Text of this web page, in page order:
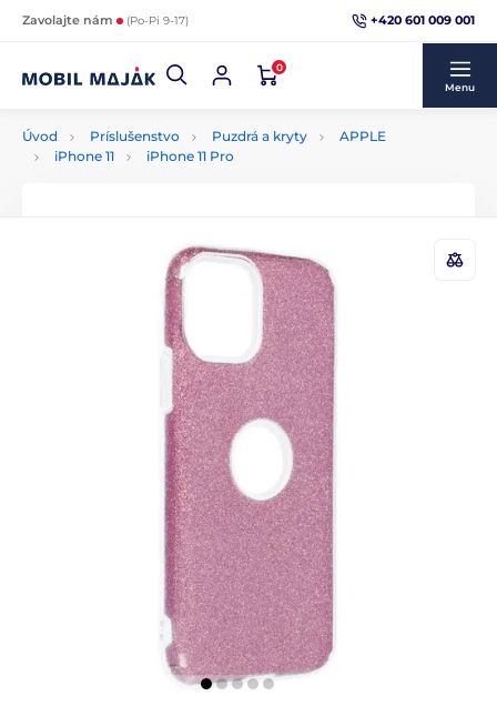
Zavolajte nám (Po-Pi 9-17) +420 601 009 001
0
Menu
Úvod Príslušenstvo Puzdrá a kryty
APPLE
iPhone 11
iPhone 11 Pro